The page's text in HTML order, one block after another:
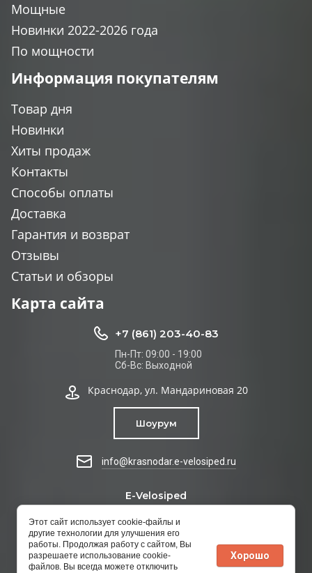
E-Velosiped
Не является публичной офертой
Политика конфиденциальности
Мощные
Новинки 2022-2026 года
По мощности
Информация покупателям
Товар дня
Новинки
Хиты продаж
Контакты
Способы оплаты
Доставка
Гарантия и возврат
Отзывы
Статьи и обзоры
Карта сайта
+7 (861) 203-40-83
Пн-Пт: 09:00 - 19:00
Сб-Вс: Выходной
Краснодар, ул. Мандариновая 20
Шоурум
info@krasnodar.e-velosiped.ru
Этот сайт использует cookie-файлы и
другие технологии для улучшения его
работы. Продолжая работу с сайтом, Вы
разрешаете использование cookie-
файлов. Вы всегда можете отключить
Хорошо